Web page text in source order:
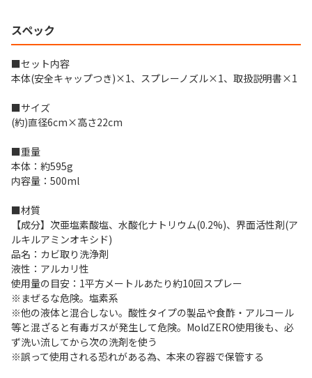
スペック
■セット内容
本体(安全キャップつき)×1、スプレーノズル×1、取扱説明書×1
■サイズ
(約)直径6cm×高さ22cm
■重量
本体：約595g
内容量：500ml
■材質
【成分】次亜塩素酸塩、水酸化ナトリウム(0.2%)、界面活性剤(ア
ルキルアミンオキシド)
品名：カビ取り洗浄剤
液性：アルカリ性
使用量の目安：1平方メートルあたり約10回スプレー
※まぜるな危険。塩素系
※他の液体と混合しない。酸性タイプの製品や食酢・アルコール
等と混ざると有毒ガスが発生して危険。MoldZERO使用後も、必
ず洗い流してから次の洗剤を使う
※誤って使用される恐れがある為、本来の容器で保管する